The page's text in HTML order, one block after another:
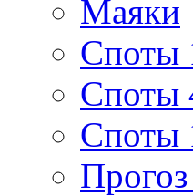
Маяки
Споты
Споты
Споты